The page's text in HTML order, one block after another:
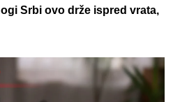
Srbi ovo drže ispred vrata,